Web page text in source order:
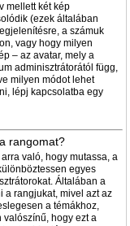
mellett két kép
(ezek általában
a számuk
vagy hogy milyen
– az avatar, mely a
adminisztrátorától függ,
milyen módot lehet
lépj kapcsolatba egy
rangomat?
való, hogy mutassa, a
egyes
Általában a
a rangjukat, mivel azt az
a témákhoz,
valószínű, hogy ezt a